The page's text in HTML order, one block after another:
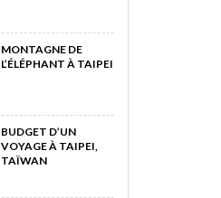
MONTAGNE DE
L’ÉLÉPHANT À TAIPEI
BUDGET D’UN
VOYAGE À TAIPEI,
TAÏWAN